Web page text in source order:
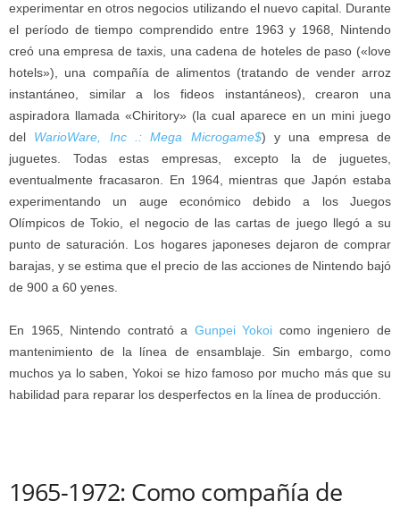
experimentar en otros negocios utilizando el nuevo capital. Durante
el período de tiempo comprendido entre 1963 y 1968, Nintendo
creó una empresa de taxis, una cadena de hoteles de paso («love
hotels»), una compañía de alimentos (tratando de vender arroz
instantáneo, similar a los fideos instantáneos), crearon una
aspiradora llamada «Chiritory» (la cual aparece en un mini juego
del WarioWare, Inc .: Mega Microgame$) y una empresa de
juguetes. Todas estas empresas, excepto la de juguetes,
eventualmente fracasaron. En 1964, mientras que Japón estaba
experimentando un auge económico debido a los Juegos
Olímpicos de Tokio, el negocio de las cartas de juego llegó a su
punto de saturación. Los hogares japoneses dejaron de comprar
barajas, y se estima que el precio de las acciones de Nintendo bajó
de 900 a 60 yenes.
En 1965, Nintendo contrató a Gunpei Yokoi como ingeniero de
mantenimiento de la línea de ensamblaje. Sin embargo, como
muchos ya lo saben, Yokoi se hizo famoso por mucho más que su
habilidad para reparar los desperfectos en la línea de producción.
1965-1972: Como compañía de